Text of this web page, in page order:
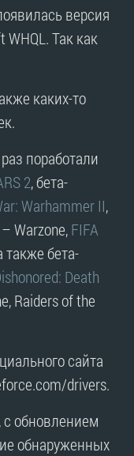
версия
Так как
каких-то
поработали
2, бета-
Warhammer II,
Warzone,FIFA
также бета-
Death
Raiders of the
сайта
drivers.
обновлением
обнаруженных